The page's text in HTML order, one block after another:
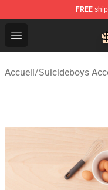
FREE
Open menu
$uicideboy$
Accueil/Suicideboys